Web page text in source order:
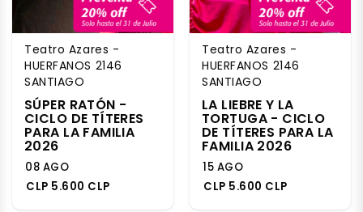
Teatro Azares -
HUERFANOS 2146
SANTIAGO
SÚPER RATÓN -
CICLO DE TÍTERES
PARA LA FAMILIA
2026
08 AGO
CLP 5.600 CLP
Teatro Azares -
HUERFANOS 2146
SANTIAGO
LA LIEBRE Y LA
TORTUGA - CICLO
DE TÍTERES PARA LA
FAMILIA 2026
15 AGO
CLP 5.600 CLP